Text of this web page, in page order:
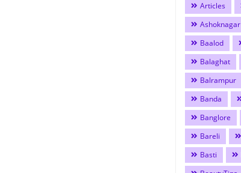
Articles
Ashoknagar
Baalod
Balaghat
Balrampur
Banda
Banglore
Bareli
Basti